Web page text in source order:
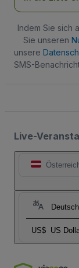
Indem Sie sich
Sie unseren
unsere
SMS-
Live-
Deutsch
US$ US